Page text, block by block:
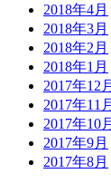
2018年4月
2018年3月
2018年2月
2018年1月
2017年12月
2017年11月
2017年10月
2017年9月
2017年8月